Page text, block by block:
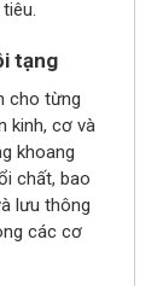
tạng
cho từng
kinh, cơ và
khoang
chất, bao
lưu thông
các cơ